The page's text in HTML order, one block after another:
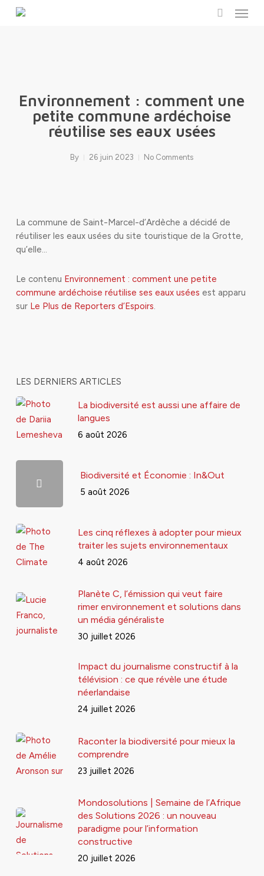
Menu
Environnement : comment une
petite commune ardéchoise
réutilise ses eaux usées
By 26 juin 2023 No Comments
La commune de Saint-Marcel-d’Ardèche a décidé de
réutiliser les eaux usées du site touristique de la Grotte,
qu’elle…
Le contenu Environnement : comment une petite
commune ardéchoise réutilise ses eaux usées est apparu
sur Le Plus de Reporters d’Espoirs.
LES DERNIERS ARTICLES
La biodiversité est aussi une affaire de
langues
6 août 2026
Biodiversité et Économie : In&Out
5 août 2026
Les cinq réflexes à adopter pour mieux
traiter les sujets environnementaux
4 août 2026
Planète C, l’émission qui veut faire
rimer environnement et solutions dans
un média généraliste
30 juillet 2026
Impact du journalisme constructif à la
télévision : ce que révèle une étude
néerlandaise
24 juillet 2026
Raconter la biodiversité pour mieux la
comprendre
23 juillet 2026
Mondosolutions | Semaine de l’Afrique
des Solutions 2026 : un nouveau
paradigme pour l’information
constructive
20 juillet 2026